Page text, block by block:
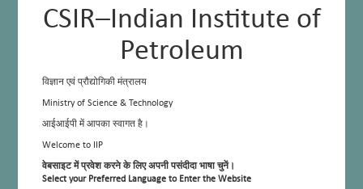
CSIR–Indian Institute of
Petroleum
विज्ञान एवं प्रौद्योगिकी मंत्रालय
Ministry of Science & Technology
आईआईपी में आपका स्वागत है।
Welcome to IIP
वेबसाइट में प्रवेश करने के लिए अपनी पसंदीदा भाषा चुनें।
Select your Preferred Language to Enter the Website